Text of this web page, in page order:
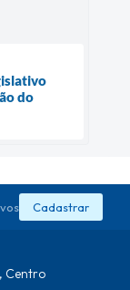
do
Cadastrar
Centro